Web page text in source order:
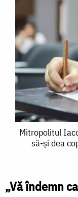
Mitropolitul
Iacob
–
Mitropolitul
să-și dea
„Vă îndemn